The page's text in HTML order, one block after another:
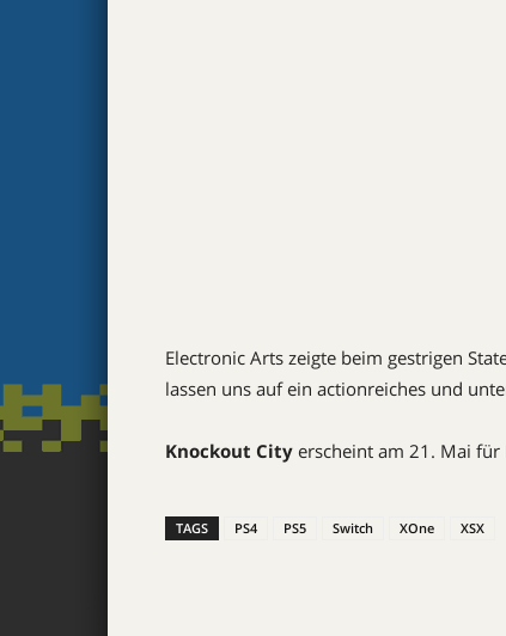
Electronic Arts zeigte beim gestrigen
lassen uns auf ein actionreiches und
Knockout City erscheint am 21. Mai für
TAGS PS4 PS5 Switch XOne XSX